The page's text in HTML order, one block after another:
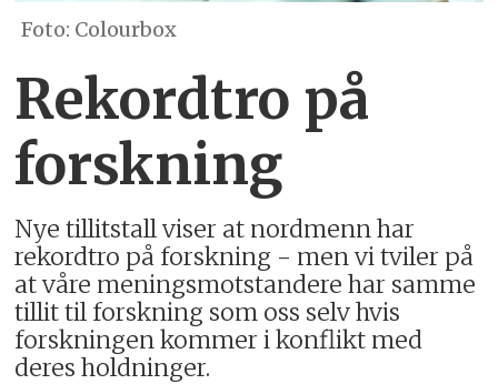
Foto: Colourbox
Rekordtro på
forskning
Nye tillitstall viser at nordmenn har
rekordtro på forskning - men vi tviler på
at våre meningsmotstandere har samme
tillit til forskning som oss selv hvis
forskningen kommer i konflikt med
deres holdninger.